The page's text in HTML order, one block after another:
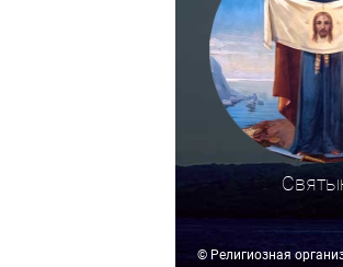
© Религиозная